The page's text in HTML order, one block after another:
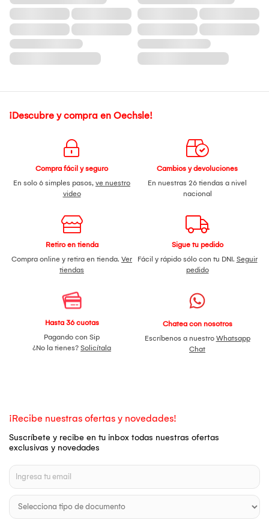
¡Descubre y compra en Oechsle!
Compra fácil y seguro
En solo 6 simples pasos, ve nuestro
video
Cambios y devoluciones
En nuestras 26 tiendas a nivel
nacional
Retiro en tienda
Compra online y retira en tienda. Ver
tiendas
Sigue tu pedido
Fácil y rápido sólo con tu DNI. Seguir
pedido
Hasta 36 cuotas
Pagando con Sip
¿No la tienes? Solicítala
Chatea con nosotros
Escríbenos a nuestro Whatsapp
Chat
¡Recibe nuestras ofertas y novedades!
Suscríbete y recibe en tu inbox todas nuestras ofertas
exclusivas y novedades